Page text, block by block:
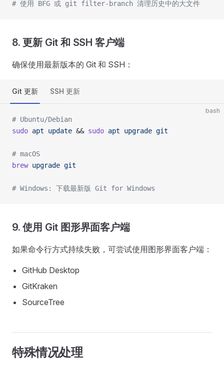
# 使用 BFG 或 git filter-branch 清理历史中的大文件
8. 更新 Git 和 SSH 客户端
确保使用最新版本的 Git 和 SSH：
Git 更新 SSH 更新
bash
# Ubuntu/Debian
sudo apt update && sudo apt upgrade git
# macOS
brew upgrade git
# Windows: 下载最新版 Git for Windows
9. 使用 Git 图形界面客户端
如果命令行方式持续失败，可尝试使用图形界面客户端：
GitHub Desktop
GitKraken
SourceTree
特殊情况处理